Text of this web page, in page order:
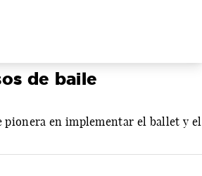
de baile
pionera en implementar el ballet y el